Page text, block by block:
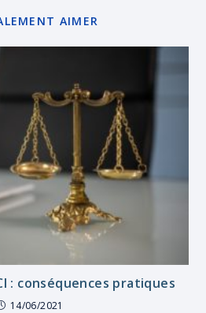
AIMER
: conséquences pratiques
14/06/2021